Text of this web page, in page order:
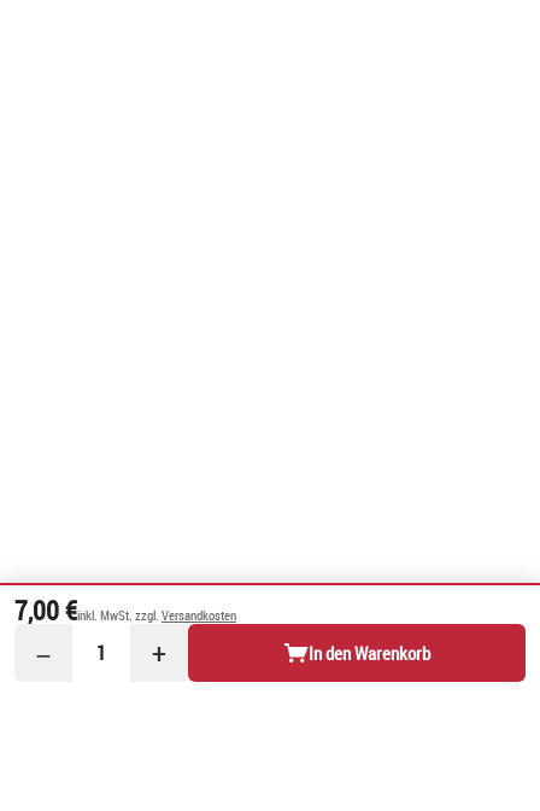
7,00 €inkl. MwSt. zzgl. Versandkosten
− 1 + In den Warenkorb